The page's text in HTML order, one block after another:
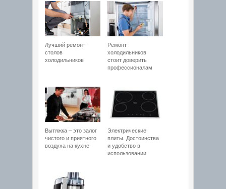
Лучший ремонт
столов
холодильников
Ремонт
холодильников
стоит доверить
профессионалам
Вытяжка – это залог
чистого и приятного
воздуха на кухне
Электрические
плиты. Достоинства
и удобство в
использовании